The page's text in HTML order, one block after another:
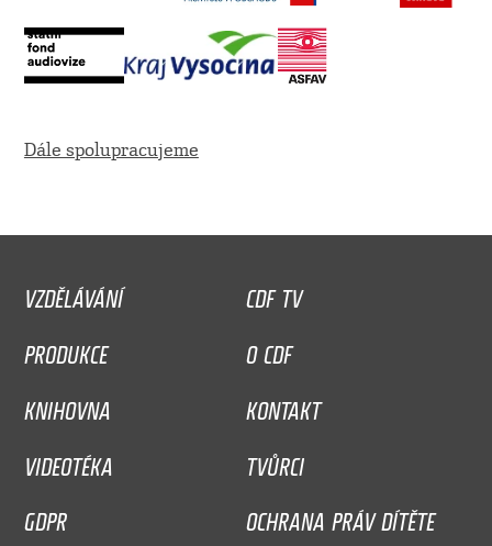
Dále spolupracujeme
VZDĚLÁVÁNÍ
CDF TV
PRODUKCE
O CDF
KNIHOVNA
KONTAKT
VIDEOTÉKA
TVŮRCI
GDPR
OCHRANA PRÁV DÍTĚTE